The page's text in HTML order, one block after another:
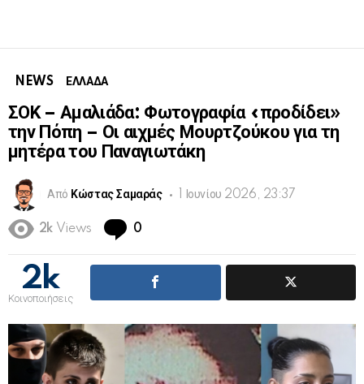
NEWS ΕΛΛΑΔΑ
ΣΟΚ – Αμαλιάδα: Φωτογραφία «προδίδει»
την Πόπη – Οι αιχμές Μουρτζούκου για τη
μητέρα του Παναγιωτάκη
Από Κώστας Σαμαράς 1 Ιουνίου 2026, 23:37
2k Views 0
2k
Κοινοποιήσεις